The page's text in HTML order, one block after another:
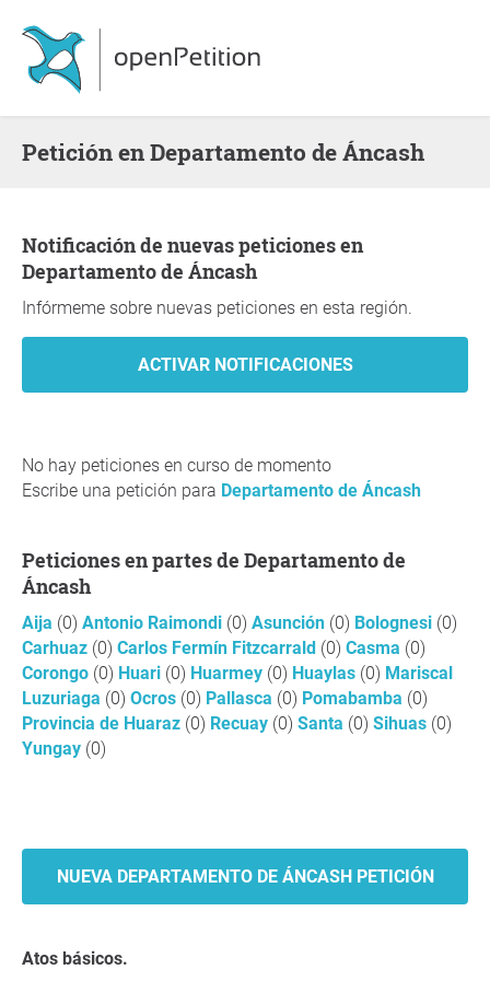
Petición en Departamento de Áncash
Notificación de nuevas peticiones en
Departamento de Áncash
Infórmeme sobre nuevas peticiones en esta región.
No hay peticiones en curso de momento
Escribe una petición para Departamento de Áncash
Peticiones en partes de Departamento de
Áncash
Aija (0) Antonio Raimondi (0) Asunción (0) Bolognesi (0)
Carhuaz (0) Carlos Fermín Fitzcarrald (0) Casma (0)
Corongo (0) Huari (0) Huarmey (0) Huaylas (0) Mariscal
Luzuriaga (0) Ocros (0) Pallasca (0) Pomabamba (0)
Provincia de Huaraz (0) Recuay (0) Santa (0) Sihuas (0)
Yungay (0)
NUEVA DEPARTAMENTO DE ÁNCASH PETICIÓN
Atos básicos.